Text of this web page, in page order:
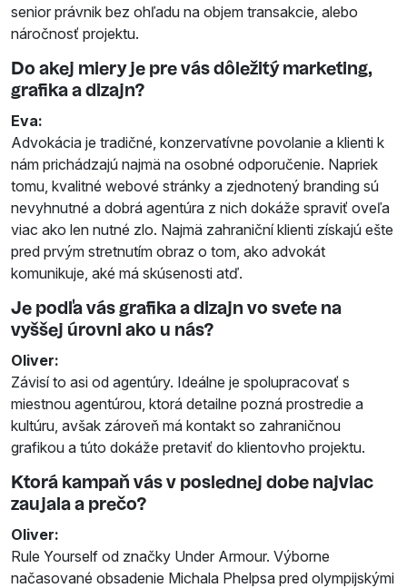
senior právnik bez ohľadu na objem transakcie, alebo
náročnosť projektu.
Do akej miery je pre vás dôležitý marketing,
grafika a dizajn?
Eva:
Advokácia je tradičné, konzervatívne povolanie a klienti k
nám prichádzajú najmä na osobné odporučenie. Napriek
tomu, kvalitné webové stránky a zjednotený branding sú
nevyhnutné a dobrá agentúra z nich dokáže spraviť oveľa
viac ako len nutné zlo. Najmä zahraniční klienti získajú ešte
pred prvým stretnutím obraz o tom, ako advokát
komunikuje, aké má skúsenosti atď.
Je podľa vás grafika a dizajn vo svete na
vyššej úrovni ako u nás?
Oliver:
Závisí to asi od agentúry. Ideálne je spolupracovať s
miestnou agentúrou, ktorá detailne pozná prostredie a
kultúru, avšak zároveň má kontakt so zahraničnou
grafikou a túto dokáže pretaviť do klientovho projektu.
Ktorá kampaň vás v poslednej dobe najviac
zaujala a prečo?
Oliver:
Rule Yourself od značky Under Armour. Výborne
načasované obsadenie Michala Phelpsa pred olympijskými